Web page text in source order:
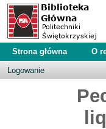
Strona główna O
Logowanie